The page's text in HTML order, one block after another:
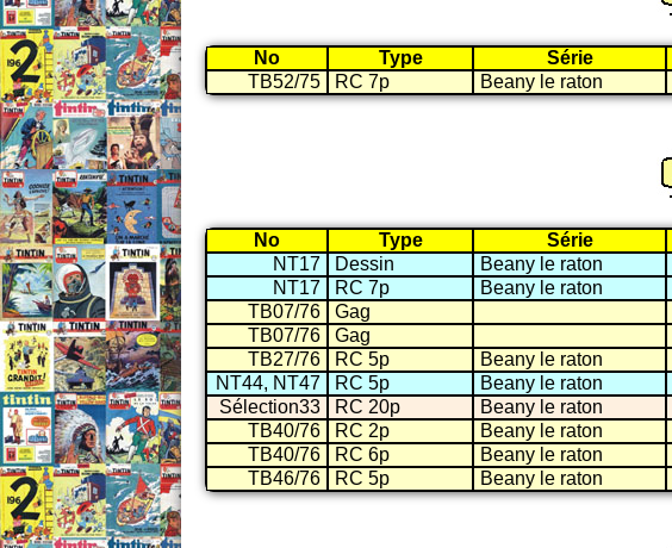
No Type Série
TB52/75
RC 7p Beany le raton
No Type Série
NT17
Dessin Beany le raton
NT17
RC 7p Beany le raton
TB07/76
Gag
TB07/76
Gag
TB27/76
RC 5p Beany le raton
NT44, NT47
RC 5p Beany le raton
Sélection33
RC 20p Beany le raton
TB40/76
RC 2p Beany le raton
TB40/76
RC 6p Beany le raton
TB46/76
RC 5p Beany le raton